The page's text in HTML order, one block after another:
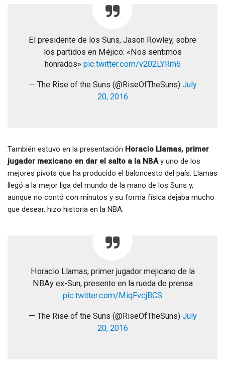
El presidente de los Suns, Jason Rowley, sobre
los partidos en Méjico: «Nos sentimos
honrados» pic.twitter.com/v202LYRrh6
— The Rise of the Suns (@RiseOfTheSuns) July
20, 2016
También estuvo en la presentación Horacio Llamas, primer
jugador mexicano en dar el salto a la NBAy uno de los
mejores pívots que ha producido el baloncesto del país. Llamas
llegó a la mejor liga del mundo de la mano de los Suns y,
aunque no contó con minutos y su forma física dejaba mucho
que desear, hizo historia en la NBA.
Horacio Llamas, primer jugador mejicano de la
NBAy ex-Sun, presente en la rueda de prensa
pic.twitter.com/MiqFvcjBCS
— The Rise of the Suns (@RiseOfTheSuns) July
20, 2016